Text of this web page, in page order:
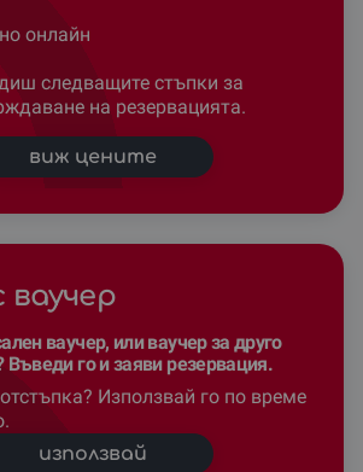
онлайн
следващите стъпки за
на резервацията.
виж цените
ваучер, или ваучер за друго
го и заяви резервация.
Използвай го по време
използвай